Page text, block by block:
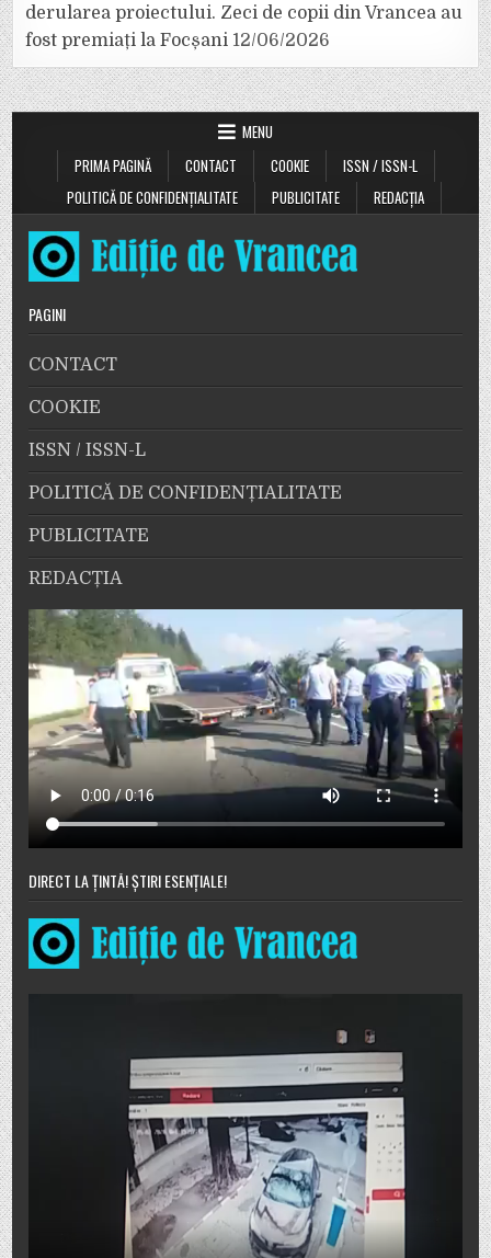
derularea proiectului. Zeci de copii din Vrancea au
fost premiați la Focșani 12/06/2026
MENU
PRIMA PAGINĂ
CONTACT COOKIE
ISSN / ISSN-L
POLITICĂ DE CONFIDENȚIALITATE
PUBLICITATE REDACȚIA
PAGINI
CONTACT
COOKIE
ISSN / ISSN-L
POLITICĂ DE CONFIDENȚIALITATE
PUBLICITATE
REDACȚIA
DIRECT LA ȚINTĂ! ȘTIRI ESENȚIALE!